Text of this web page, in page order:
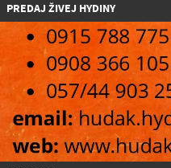
PREDAJ ŽIVEJ HYDINY